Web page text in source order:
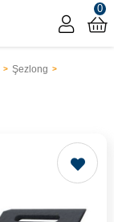
0
Şezlong